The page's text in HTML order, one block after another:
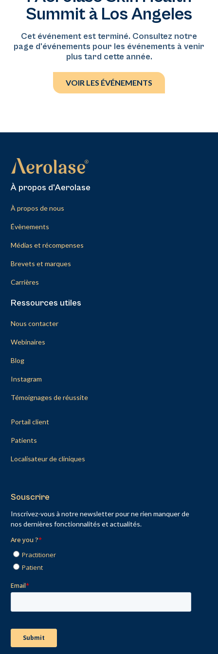
preuves et de la plus haute qualité.
Summit à Los Angeles
Cet événement est terminé. Consultez notre
page d'événements pour les événements à venir
plus tard cette année.
VOIR LES ÉVÉNEMENTS
À propos d'Aerolase
À propos de nous
Évènements
Médias et récompenses
Brevets et marques
Carrières
Ressources utiles
Nous contacter
Webinaires
Blog
Instagram
Témoignages de réussite
Portail client
Patients
Localisateur de cliniques
Souscrire
Inscrivez-vous à notre newsletter pour ne rien manquer de
nos dernières fonctionnalités et actualités.